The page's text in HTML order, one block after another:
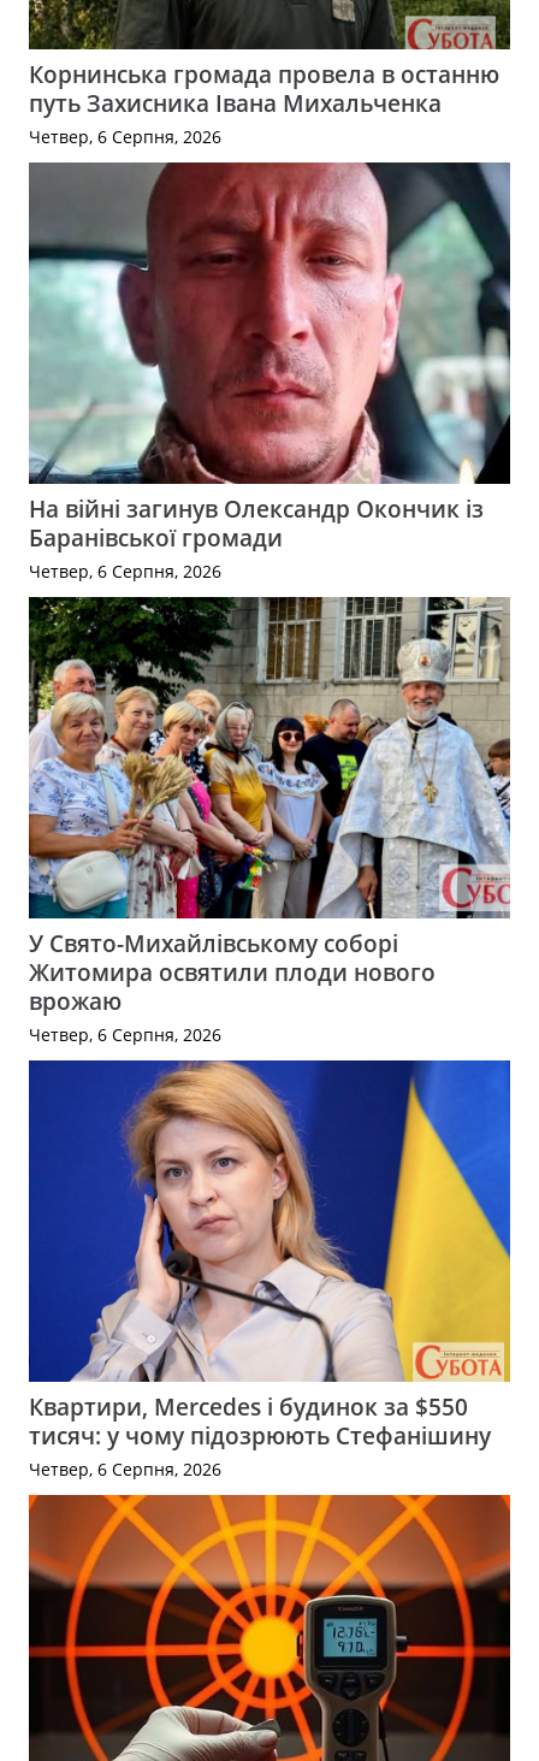
Корнинська громада провела в останню
путь Захисника Івана Михальченка
Четвер, 6 Серпня, 2026
На війні загинув Олександр Окончик із
Баранівської громади
Четвер, 6 Серпня, 2026
У Свято-Михайлівському соборі
Житомира освятили плоди нового
врожаю
Четвер, 6 Серпня, 2026
Квартири, Mercedes і будинок за $550
тисяч: у чому підозрюють Стефанішину
Четвер, 6 Серпня, 2026